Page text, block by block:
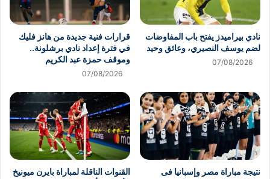
نادي بيراميدز يفتح باب المفاوضات
لضم يوسف النصيري، وعائق وحيد
07/08/2026
قرارات فنية جديدة من هانز فليك
في فترة إعداد نادي برشلونة..
وموقف حمزة عبد الكريم
07/08/2026
نتيجة مباراة مصر وإسبانيا فى
القنوات الناقلة لمباراة بايرن ميونيخ